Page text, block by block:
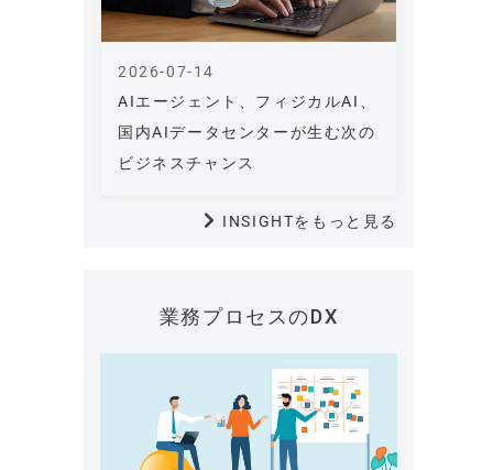
AIエージェント、フィジカルAI、
国内AIデータセンターが生む次の
ビジネスチャンス
2026-07-14
INSIGHTをもっと見る
業務プロセスのDX